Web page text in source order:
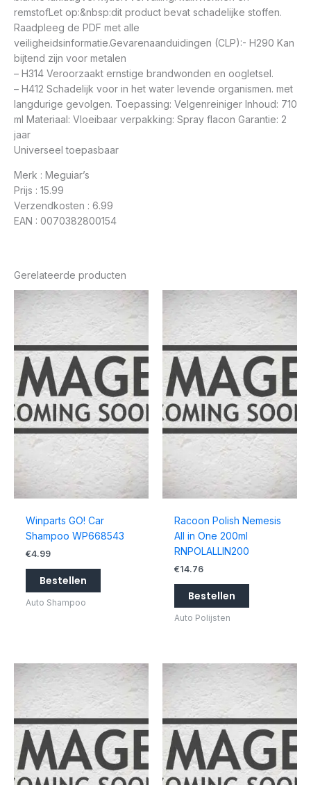
remstofLet op:&nbsp:dit product bevat schadelijke stoffen.
Raadpleeg de PDF met alle
veiligheidsinformatie.Gevarenaanduidingen (CLP):- H290 Kan
bijtend zijn voor metalen
– H314 Veroorzaakt ernstige brandwonden en oogletsel.
– H412 Schadelijk voor in het water levende organismen. met
langdurige gevolgen. Toepassing: Velgenreiniger Inhoud: 710
ml Materiaal: Vloeibaar verpakking: Spray flacon Garantie: 2
jaar
Universeel toepasbaar
Merk : Meguiar’s
Prijs : 15.99
Verzendkosten : 6.99
EAN : 0070382800154
Gerelateerde producten
Winparts GO! Car
Shampoo WP668543
€4.99
Bestellen
Auto Shampoo
Racoon Polish Nemesis
All in One 200ml
RNPOLALLIN200
€14.76
Bestellen
Auto Polijsten